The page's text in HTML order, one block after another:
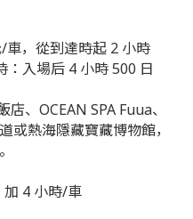
車，從到達時起 2 小時
：入場后 4 小時 500 日
、OCEAN SPA Fuua、
或熱海隱藏寶藏博物館，
4 小時/車